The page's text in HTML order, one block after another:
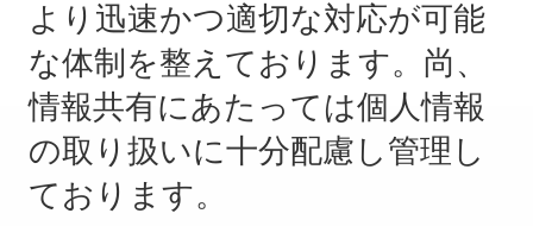
より迅速かつ適切な対応が可能
な体制を整えております。尚、
情報共有にあたっては個人情報
の取り扱いに十分配慮し管理し
ております。